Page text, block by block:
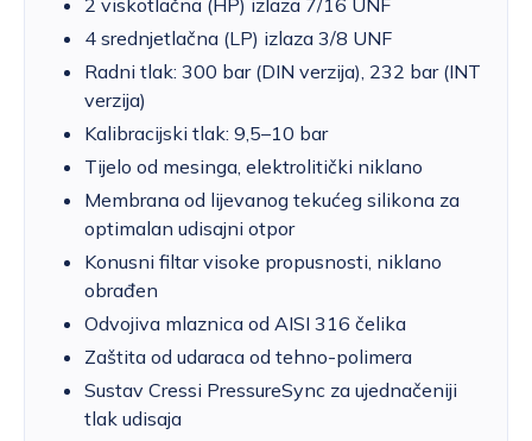
4 srednjetlačna (LP) izlaza 3/8 UNF
Radni tlak: 300 bar (DIN verzija), 232 bar (INT
verzija)
Kalibracijski tlak: 9,5–10 bar
Tijelo od mesinga, elektrolitički niklano
Membrana od lijevanog tekućeg silikona za
optimalan udisajni otpor
Konusni filtar visoke propusnosti, niklano
obrađen
Odvojiva mlaznica od AISI 316 čelika
Zaštita od udaraca od tehno-polimera
Sustav Cressi PressureSync za ujednačeniji
tlak udisaja